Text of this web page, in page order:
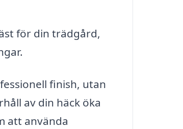
för din trädgård,
finish, utan
av din häck öka
att använda